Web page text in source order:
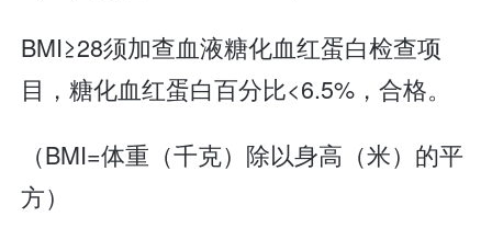
BMI≥28须加查血液糖化血红蛋白检查项
目，糖化血红蛋白百分比<6.5%，合格。
（BMI=体重（千克）除以身高（米）的平
方）